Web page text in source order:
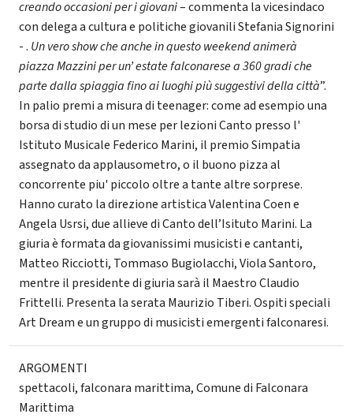
creando occasioni per i giovani– commenta la vicesindaco
con delega a cultura e politiche giovanili Stefania Signorini
- . Un vero show che anche in questo weekend animerà
piazza Mazzini per un’ estate falconarese a 360 gradi che
parte dalla spiaggia fino ai luoghi più suggestivi della città”.
In palio premi a misura di teenager: come ad esempio una
borsa di studio di un mese per lezioni Canto presso l'
Istituto Musicale Federico Marini, il premio Simpatia
assegnato da applausometro, o il buono pizza al
concorrente piu' piccolo oltre a tante altre sorprese.
Hanno curato la direzione artistica Valentina Coen e
Angela Usrsi, due allieve di Canto dell’Isituto Marini. La
giuria è formata da giovanissimi musicisti e cantanti,
Matteo Ricciotti, Tommaso Bugiolacchi, Viola Santoro,
mentre il presidente di giuria sarà il Maestro Claudio
Frittelli. Presenta la serata Maurizio Tiberi. Ospiti speciali
Art Dream e un gruppo di musicisti emergenti falconaresi.
ARGOMENTI
spettacoli,falconara marittima,Comune di Falconara
Marittima